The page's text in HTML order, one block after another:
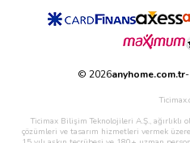
© 2026anyhome.com.tr
Ticimax Bilişim Teknolojileri A.Ş., ağırlıklı
çözümleri ve tasarım hizmetleri vermek